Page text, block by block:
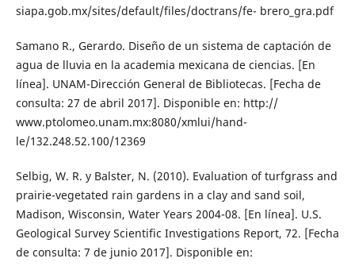
siapa.gob.mx/sites/default/files/doctrans/fe- brero_gra.pdf
Samano R., Gerardo. Diseño de un sistema de captación de
agua de lluvia en la academia mexicana de ciencias. [En
línea]. UNAM-Dirección General de Bibliotecas. [Fecha de
consulta: 27 de abril 2017]. Disponible en: http://
www.ptolomeo.unam.mx:8080/xmlui/hand-
le/132.248.52.100/12369
Selbig, W. R. y Balster, N. (2010). Evaluation of turfgrass and
prairie-vegetated rain gardens in a clay and sand soil,
Madison, Wisconsin, Water Years 2004-08. [En línea]. U.S.
Geological Survey Scientific Investigations Report, 72. [Fecha
de consulta: 7 de junio 2017]. Disponible en: